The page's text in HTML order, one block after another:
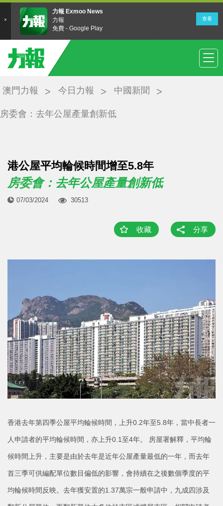
澳門力報 今日力報 中國新聞
房委會：去年公屋產量創新低
港公屋平均輪候時間增至5.8年
房委會：去年公屋產量創新低
07/03/2024 30513
收藏 分享
香港去年第四季公屋平均輪候時間，上升0.2年至5.8年，當中長者一
人申請者的平均輪候時間，亦上升0.1至4年。 房屋署解釋，平均輪
候時間上升，主要是由於去年是近年公屋產量最低的一年，而去年
首三季可供編配單位數目偏低的影響，會持續在之後數個季度的平
均輪候時間反映。去年獲安置的1.37萬宗一般申請中，九成四涉及